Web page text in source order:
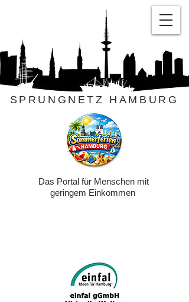
SPRUNGNETZ HAMBURG
Das Portal für Menschen mit
geringem Einkommen